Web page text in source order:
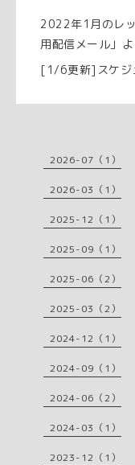
2022年1月のレ
用配信メール」
[1/6更新]スケジ
2026-07（1）
2026-03（1）
2025-12（1）
2025-09（1）
2025-06（2）
2025-03（2）
2024-12（1）
2024-09（1）
2024-06（2）
2024-03（1）
2023-12（1）